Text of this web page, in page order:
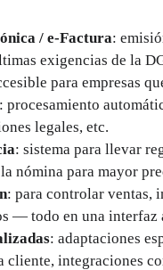
/ e-Factura:
exigencias de la
para empresas
procesamiento
legales, etc.
: sistema para llevar
nómina para mayor
: para controlar ventas,
— todo en una interfaz
: adaptaciones
cliente, integraciones